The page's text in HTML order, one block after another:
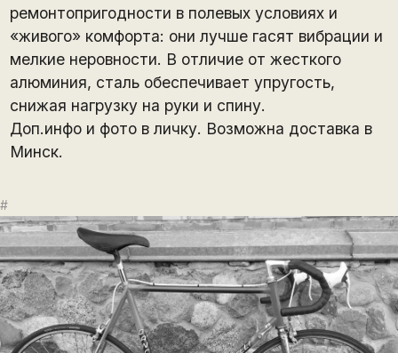
ремонтопригодности в полевых условиях и
«живого» комфорта: они лучше гасят вибрации и
мелкие неровности. В отличие от жесткого
алюминия, сталь обеспечивает упругость,
снижая нагрузку на руки и спину.
Доп.инфо и фото в личку. Возможна доставка в
Минск.
#